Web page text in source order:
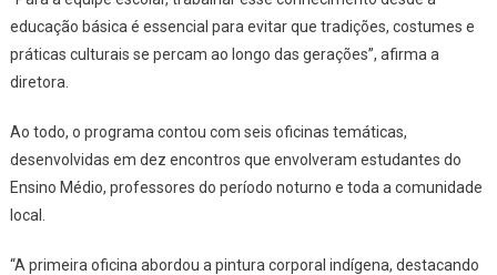
educação básica é essencial para evitar que tradições, costumes e
práticas culturais se percam ao longo das gerações”, afirma a
diretora.
Ao todo, o programa contou com seis oficinas temáticas,
desenvolvidas em dez encontros que envolveram estudantes do
Ensino Médio, professores do período noturno e toda a comunidade
local.
“A primeira oficina abordou a pintura corporal indígena, destacando